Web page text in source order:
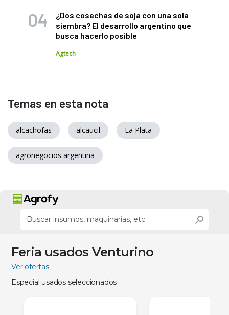
¿Dos cosechas de soja con una sola
siembra? El desarrollo argentino que
busca hacerlo posible
Agtech
Temas en esta nota
alcachofas alcaucil La Plata
agronegocios argentina
Feria usados Venturino
Ver ofertas
Especial usados seleccionados